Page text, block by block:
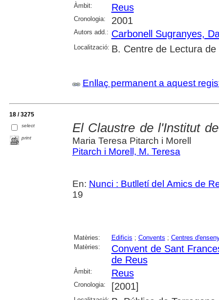
Àmbit: Reus
Cronologia: 2001
Autors add.: Carbonell Sugranyes,
Localització: B. Centre de Lectura
Enllaç permanent a aquest
18 / 3275
select
print
El Claustre de l'Institut
Maria Teresa Pitarch i Morell
Pitarch i Morell, M. Teresa
En: Nunci : Butlletí del Amics de
19
Matèries: Edificis ; Convents ; Centres
Matèries:
Convent de Sant
de Reus
Àmbit: Reus
Cronologia: [2001]